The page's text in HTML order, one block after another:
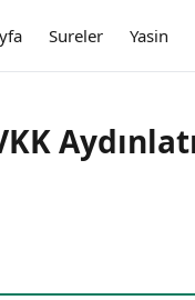
Sureler Yasin